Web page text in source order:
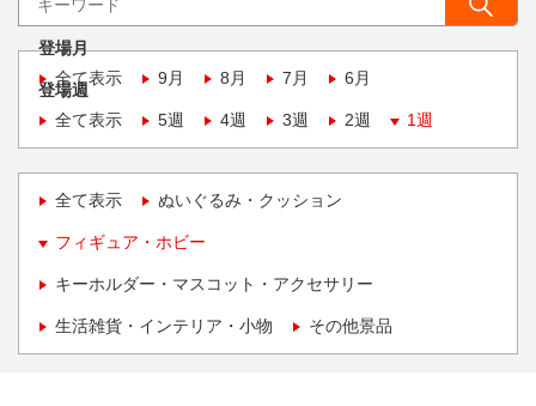
登場月
全て表示
9月 8月 7月 6月
登場週
全て表示
5週 4週 3週 2週 1週
全て表示 ぬいぐるみ・クッション
フィギュア・ホビー
キーホルダー・マスコット・アクセサリー
生活雑貨・インテリア・小物 その他景品